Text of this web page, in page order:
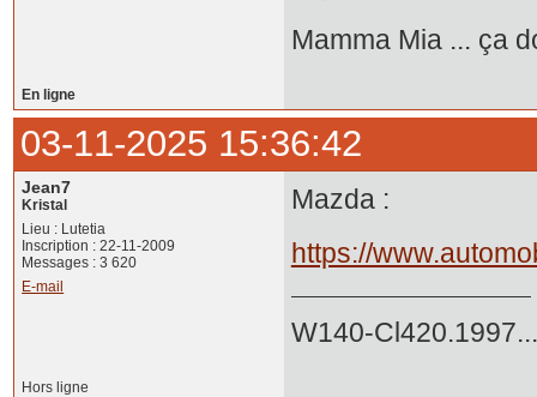
Mamma Mia ... ça
En ligne
03-11-2025 15:36:42
Jean7
Kristal
Lieu : Lutetia
Inscription : 22-11-2009
Messages : 3 620
E-mail
Mazda :
https://
W140-Cl420.1997...
Hors ligne